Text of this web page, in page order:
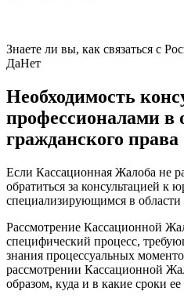
Знаете ли вы, как связаться с
ДаНет
Необходимость
профессионалами в
гражданского права
Если Кассационная Жалоба не
обратиться за консультацией к
специализирующимся в области
Рассмотрение Кассационной
специфический процесс,
знания процессуальных
рассмотрении Кассационной
образом, куда и в какие сроки